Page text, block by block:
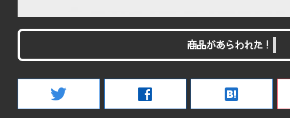
商品があらわれた！
twitter facebook hatenabookmark